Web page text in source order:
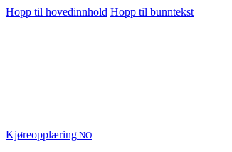
Hopp til hovedinnhold Hopp til bunntekst
Kjøreopplæring.NO